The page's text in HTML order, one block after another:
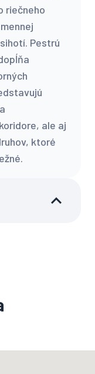
riečneho
Pestrú
ale aj
ktoré